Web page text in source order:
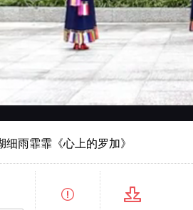
细雨霏霏《心上的罗加》